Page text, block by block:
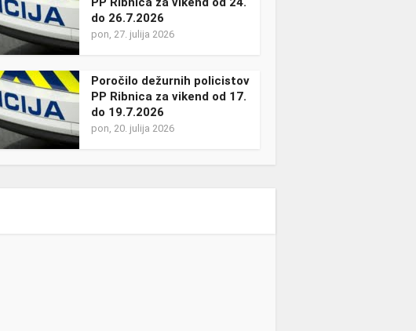
do 26.7.2026
pon, 27. julija 2026
Poročilo dežurnih policistov
PP Ribnica za vikend od 17.
do 19.7.2026
pon, 20. julija 2026